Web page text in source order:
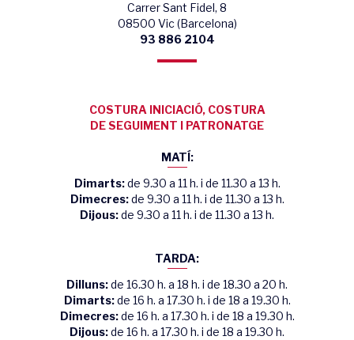
Carrer Sant Fidel, 8
08500 Vic (Barcelona)
93 886 2104
COSTURA INICIACIÓ, COSTURA
DE SEGUIMENT I PATRONATGE
MATÍ:
Dimarts:de 9.30 a 11 h. i de 11.30 a 13 h.
Dimecres:de 9.30 a 11 h. i de 11.30 a 13 h.
Dijous:de 9.30 a 11 h. i de 11.30 a 13 h.
TARDA:
Dilluns:de 16.30 h. a 18 h. i de 18.30 a 20 h.
Dimarts:de 16 h. a 17.30 h. i de 18 a 19.30 h.
Dimecres:de 16 h. a 17.30 h. i de 18 a 19.30 h.
Dijous:de 16 h. a 17.30 h. i de 18 a 19.30 h.